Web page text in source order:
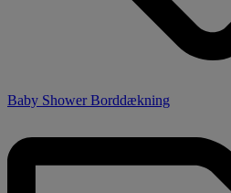
Baby Shower Borddækning